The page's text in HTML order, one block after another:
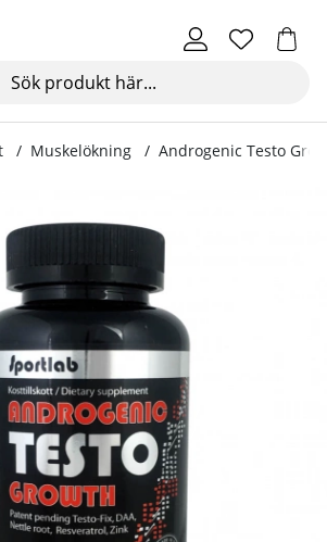
Muskelökning Androgenic Testo
Testo Growth, 120 kapslar